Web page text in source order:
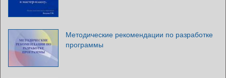
Методические рекомендации по разработке
программы